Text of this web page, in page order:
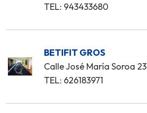
TEL: 943433680
BETIFIT GROS
Calle José María Soroa 23
TEL: 626183971